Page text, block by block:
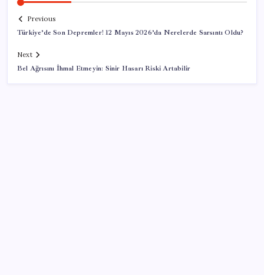
Previous
Türkiye’de Son Depremler! 12 Mayıs 2026’da Nerelerde Sarsıntı Oldu?
Next
Bel Ağrısını İhmal Etmeyin: Sinir Hasarı Riski Artabilir